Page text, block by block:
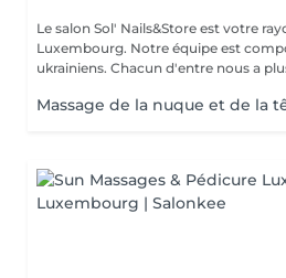
Le salon Sol' Nails&Store est votre
Luxembourg. Notre équipe est composée de PROspécialistes
ukrainiens. Chacun d'entre nous a
Massage de la nuque et de la